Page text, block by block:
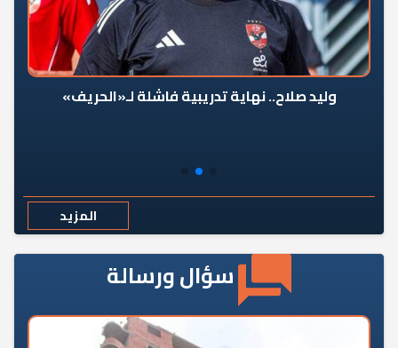
وليد صلاح.. نهاية تدريبية فاشلة لـ«الحريف»
المزيد
سؤال ورسالة